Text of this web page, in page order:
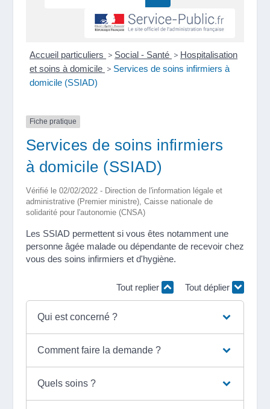
Accueil particuliers > Social - Santé > Hospitalisation
et soins à domicile > Services de soins infirmiers à
domicile (SSIAD)
Fiche pratique
Services de soins infirmiers
à domicile (SSIAD)
Vérifié le 02/02/2022 - Direction de l'information légale et
administrative (Premier ministre), Caisse nationale de
solidarité pour l'autonomie (CNSA)
Les SSIAD permettent si vous êtes notamment une
personne âgée malade ou dépendante de recevoir chez
vous des soins infirmiers et d'hygiène.
Tout replier Tout déplier
Qui est concerné ?
Comment faire la demande ?
Quels soins ?